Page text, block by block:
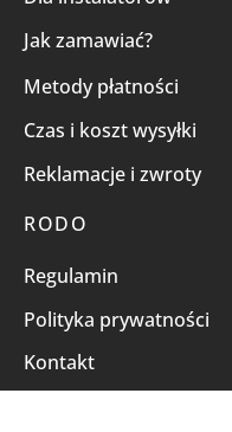
Jak zamawiać?
Metody płatności
Czas i koszt wysyłki
Reklamacje i zwroty
RODO
Regulamin
Polityka prywatności
Kontakt